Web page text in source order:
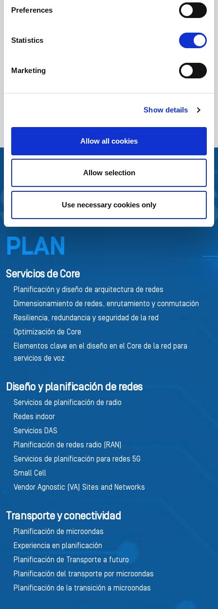
Preferences
Statistics
Marketing
Show details
Allow all cookies
Allow selection
Use necessary cookies only
Portafolio de soluciones
PLAN
Servicios de Core
Planificación y diseño de arquitectura de redes
Dimensionamiento de redes, enrutamiento y conmutación
Resiliencia, redundancia y seguridad de la red
Optimización de Core
Elementos clave en el diseño en el Core de la red para
servicios de voz
Diseño y planificación de redes
Servicios de planificación de radio
Redes indoor
Servicios DAS
Planificación de redes radio (RAN)
Servicios de planificación para redes 5G
Small Cell
Vendor Agnostic (VA) Sites and Networks
Transporte y conectividad
Planificación de microondas
Experiencia en planificación
Planificación de Transporte a futuro
Planificación del transporte por microondas
Planificación de la transición a microondas